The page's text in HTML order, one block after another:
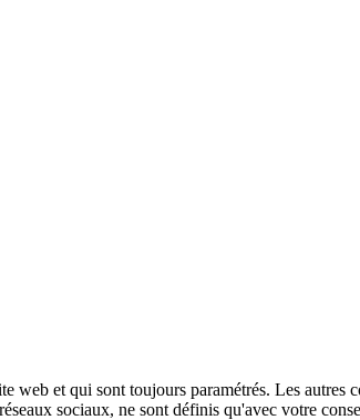
web et qui sont toujours paramétrés. Les
sociaux, ne sont définis qu'avec votre